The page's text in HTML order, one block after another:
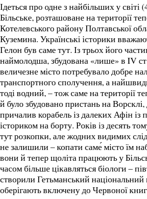
Ідеться про одне з найбільших у світі
Більське, розташоване на території
Котелевського району Полтавської
Куземина. Українські історики
Гелон був саме тут. Із трьох його
наймолодша, збудована «лише» в IV
величезне місто потребувало добре
транспортного сполучення, а
тоді водний, – тож саме на території
й було збудовано пристань на Ворсклі,
причалив корабель із далеких Афін
істориком на борту. Років із десять
тут розкопки, але жодних видимих
не залишили – копати саме́ місто їм
вони й тепер щоліта працюють у
часом більше цікавляться біологи –
створили Гетьманський
оберігають включену до Червоної